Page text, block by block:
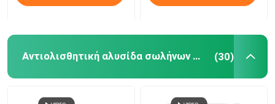
Κατασκευή σωληνώσεων Trenchless Αντιολισθητική αλυσίδα σωλήνων CCTV (30)